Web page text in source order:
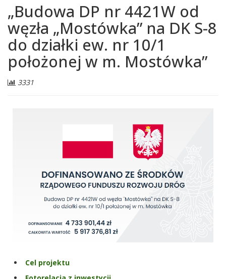
Wyszkowski
„Budowa DP nr 4421W od
węzła „Mostówka” na DK S-8
do działki ew. nr 10/1
położonej w m. Mostówka”
Liczba
3331
Cel projektu